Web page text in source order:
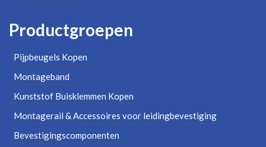
Productgroepen
Pijpbeugels Kopen
Montageband
Kunststof Buisklemmen Kopen
Montagerail & Accessoires voor leidingbevestiging
Bevestigingscomponenten